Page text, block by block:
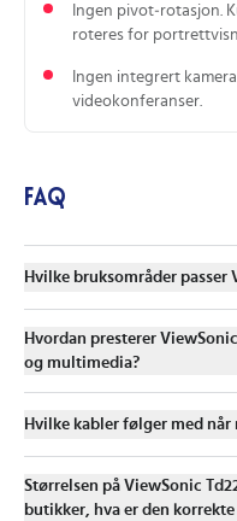
Ingen pivot‑rotasjon.
roteres for
Ingen integrert
videokonferanser.
FAQ
Hvilke bruksområder passer
Hvordan presterer
og multimedia?
Hvilke kabler følger med når
Størrelsen på ViewSonic
butikker, hva er den